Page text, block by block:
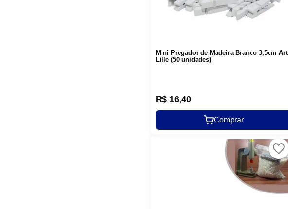
Mini Pregador de Madeira Branco 3,5cm Art
Lille (50 unidades)
R$ 16,40
Comprar